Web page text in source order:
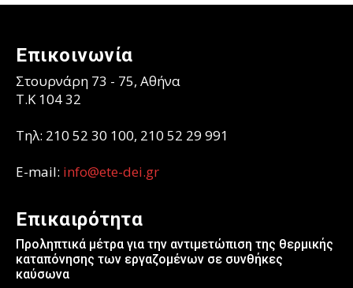
Επικοινωνία
Στουρνάρη 73 - 75, Αθήνα
T.K 104 32
Τηλ: 210 52 30 100, 210 52 29 991
E-mail: info@ete-dei.gr
Επικαιρότητα
Προληπτικά μέτρα για την αντιμετώπιση της θερμικής
καταπόνησης των εργαζομένων σε συνθήκες
καύσωνα